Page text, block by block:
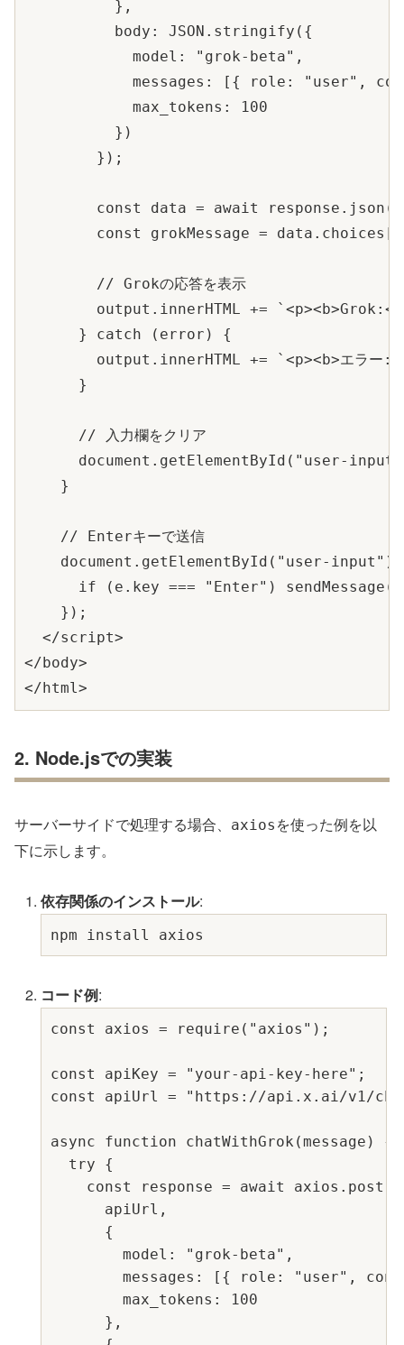
          },
          body: JSON.stringify({
            model: "grok-beta",
messages: [{ role: "user",
            max_tokens: 100
          })
        });
const data = await
const grokMessage =
        // Grokの応答を表示
output.innerHTML +=
      } catch (error) {
output.innerHTML += `<p><b>エラー
      }
      // 入力欄をクリア
document.getElementById("user-
    }
    // Enterキーで送信
document.getElementById("user-
if (e.key === "Enter")
    });
  </script>
</body>
2. Node.jsでの実装
サーバーサイドで処理する場合、 axios を使った例を以
下に示します。
依存関係のインストール:
npm install axios
コード例:
const axios = require("axios");
const apiKey = "your-api-key-here";
const apiUrl = "https://api.x.ai/v1/
async function chatWithGrok(message) {
  try {
    const response = await axios.post(
      apiUrl,
      {
        model: "grok-beta",
messages: [{ role: "user",
        max_tokens: 100
      },